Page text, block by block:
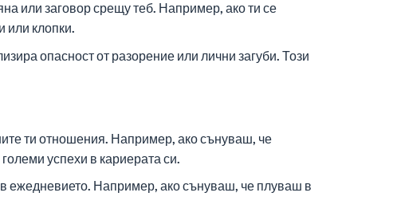
или заговор срещу теб. Например, ако ти се
или клопки.
опасност от разорение или лични загуби. Този
ти отношения. Например, ако сънуваш, че
успехи в кариерата си.
ежедневието. Например, ако сънуваш, че плуваш в